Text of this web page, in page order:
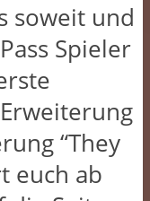
soweit und
Spieler
“They
euch ab